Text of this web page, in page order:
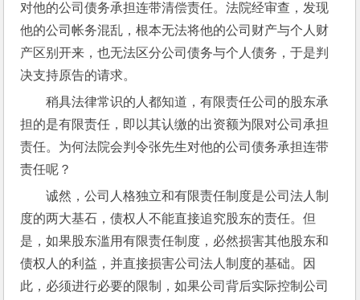
对他的公司债务承担连带清偿责任。法院经审查，发现
他的公司帐务混乱，根本无法将他的公司财产与个人财
产区别开来，也无法区分公司债务与个人债务，于是判
决支持原告的请求。
稍具法律常识的人都知道，有限责任公司的股东承
担的是有限责任，即以其认缴的出资额为限对公司承担
责任。为何法院会判令张先生对他的公司债务承担连带
责任呢？
诚然，公司人格独立和有限责任制度是公司法人制
度的两大基石，债权人不能直接追究股东的责任。但
是，如果股东滥用有限责任制度，必然损害其他股东和
债权人的利益，并直接损害公司法人制度的基础。因
此，必须进行必要的限制，如果公司背后实际控制公司